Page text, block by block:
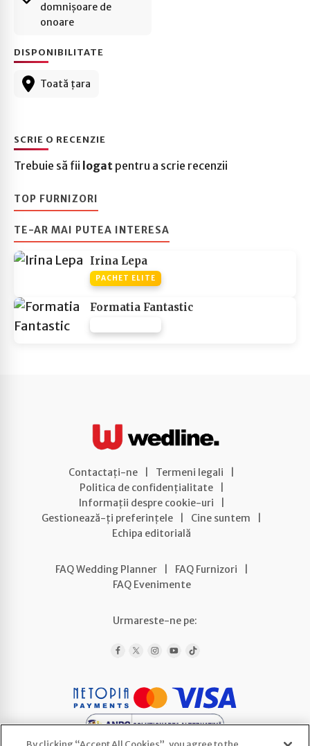
domnișoare de
onoare
DISPONIBILITATE
Toată țara
SCRIE O RECENZIE
Trebuie să fii logat pentru a scrie recenzii
TOP FURNIZORI
TE-AR MAI PUTEA INTERESA
Irina Lepa
PACHET ELITE
Formatia Fantastic
Contactați-ne Termeni legali
Politica de confidențialitate
Informații despre cookie-uri
Gestionează-ți preferințele
Cine suntem
Echipa editorială
FAQ Wedding Planner FAQ Furnizori
FAQ Evenimente
Urmareste-ne pe: